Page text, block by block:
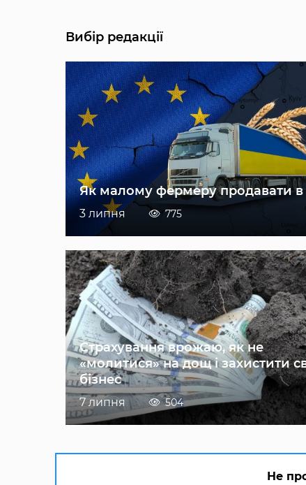
Вибір редакції
Як малому фермеру продавати
3 липня 775
Страхування врожаю, як не
«молитися» на дощ і захистити
бізнес
7 липня 504
Не